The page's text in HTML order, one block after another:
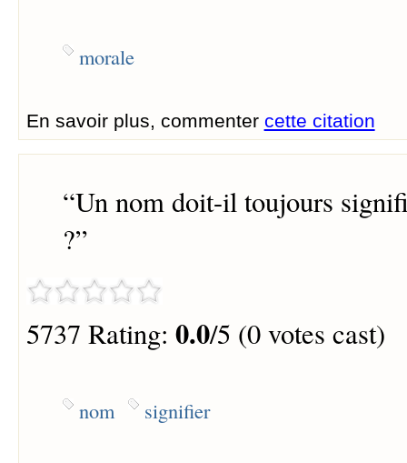
morale
En savoir plus, commenter cette citation
“Un nom doit-il toujours
?”
5737 Rating: 0.0/5 (0 votes cast)
nom signifier